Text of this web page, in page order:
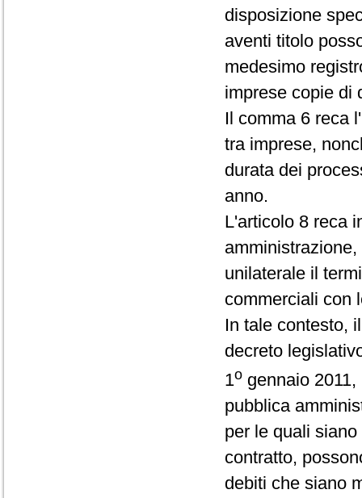
disposizione
aventi titolo
medesimo
imprese copie di
Il comma 6 reca
tra imprese,
durata dei
anno.
L'articolo 8 reca
unilaterale il
commerciali con
In tale contesto,
decreto
1o gennaio
pubblica
per le quali
contratto,
debiti che siano